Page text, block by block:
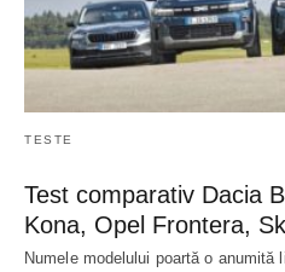
TESTE
Test comparativ Dacia
Kona, Opel Frontera,
Numele modelului poartă o anumită